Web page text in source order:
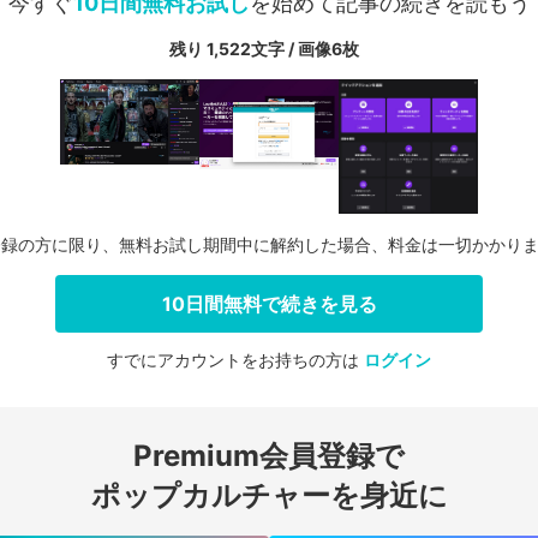
残り 1,522文字 / 画像6枚
ログインする
の方に限り、無料お試し期間中に解約した場合、料金は一切かかり
10日間無料で続きを見る
すでにアカウントをお持ちの方は ログイン
Premium会員登録で
ポップカルチャーを身近に